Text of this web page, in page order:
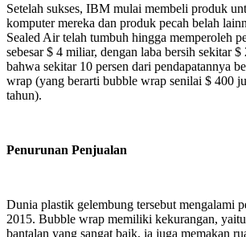
Setelah sukses, IBM mulai membeli produk
komputer mereka dan produk pecah belah
Sealed Air telah tumbuh hingga memperoleh
sebesar $ 4 miliar, dengan laba bersih sekitar
bahwa sekitar 10 persen dari pendapatannya
wrap (yang berarti bubble wrap senilai $ 400
tahun).
Penurunan Penjualan
Dunia plastik gelembung tersebut mengalami
2015. Bubble wrap memiliki kekurangan,
bantalan yang sangat baik, ia juga memakan